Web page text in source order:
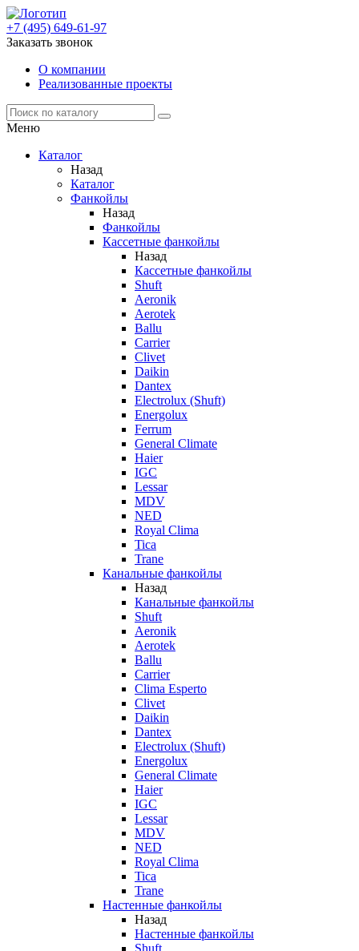
+7 (495) 649-61-97
Заказать звонок
О компании
Реализованные проекты
Меню
Каталог
Назад
Каталог
Фанкойлы
Назад
Фанкойлы
Кассетные фанкойлы
Назад
Кассетные фанкойлы
Shuft
Aeronik
Aerotek
Ballu
Carrier
Clivet
Daikin
Dantex
Electrolux (Shuft)
Energolux
Ferrum
General Climate
Haier
IGC
Lessar
MDV
NED
Royal Clima
Tica
Trane
Канальные фанкойлы
Назад
Канальные фанкойлы
Shuft
Aeronik
Aerotek
Ballu
Carrier
Clima Esperto
Clivet
Daikin
Dantex
Electrolux (Shuft)
Energolux
General Climate
Haier
IGC
Lessar
MDV
NED
Royal Clima
Tica
Trane
Настенные фанкойлы
Назад
Настенные фанкойлы
Shuft